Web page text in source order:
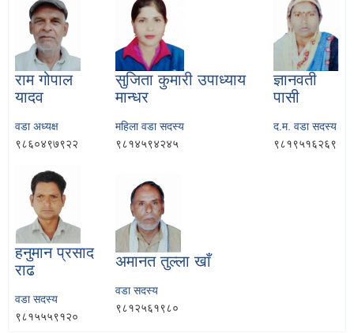
राम गोपाल
यादव
वडा अध्यक्ष
९८६०४९७९२२
सुजिता कुमारी उपाध्याय
मान्धर
महिला वडा सदस्य
९८१४५९४२४५
ज्ञानवती
पासी
द.म. वडा सदस्य
९८१९५१६२६९
हनुमान प्रसाद
राढ
वडा सदस्य
९८१५५५९१२०
अमानत तुल्ला खाँ
वडा सदस्य
९८१२५६१९८०